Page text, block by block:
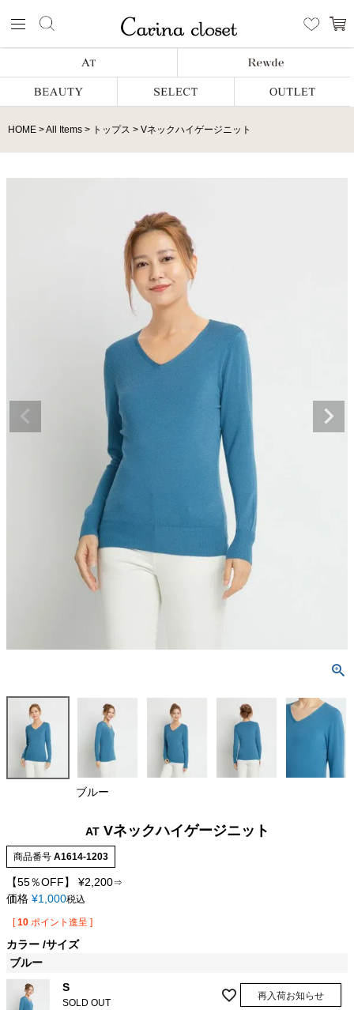
HOME All Items トップス Vネックハイゲージニット
ブルー
AT Vネックハイゲージニット
商品番号 A1614-1203
【55％OFF】 ¥2,200⇒
価格 ¥1,000税込
[ 10 ポイント進呈 ]
カラー サイズ
ブルー
S
SOLD OUT
再入荷お知らせ